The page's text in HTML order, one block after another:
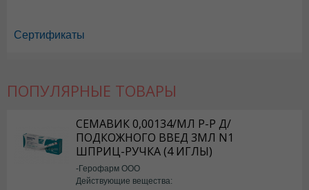
Сертификаты
ПОПУЛЯРНЫЕ ТОВАРЫ
СЕМАВИК 0,00134/МЛ Р-Р Д/
ПОДКОЖНОГО ВВЕД 3МЛ N1
ШПРИЦ-РУЧКА (4 ИГЛЫ)
-Герофарм ООО
Действующие вещества: